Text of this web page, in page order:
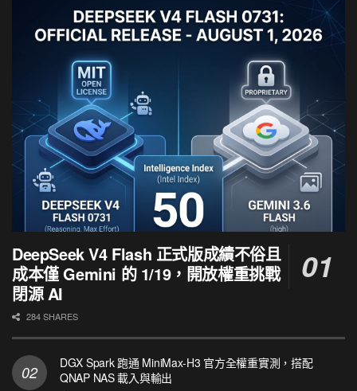
DeepSeek V4 Flash 正式版成績不俗且
成本僅 Gemini 的 1/19，開放權重挑戰
閉源 AI
284 SHARES
DGX Spark 跑通 MiniMax-H3 官方全權重實測，搭配
QNAP NAS 載入與輸出